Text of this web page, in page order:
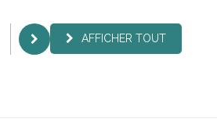
AFFICHER TOUT